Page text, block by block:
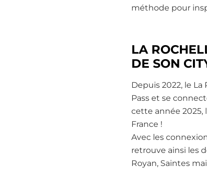
méthode pour
LA
DE SON
Depuis 2022, le
Pass et se
cette année 2025,
France !
Avec les
retrouve ainsi les
Royan, Saintes